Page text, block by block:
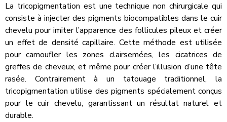
La tricopigmentation est une technique non chirurgicale qui
consiste à injecter des pigments biocompatibles dans le cuir
chevelu pour imiter l’apparence des follicules pileux et créer
un effet de densité capillaire. Cette méthode est utilisée
pour camoufler les zones clairsemées, les cicatrices de
greffes de cheveux, et même pour créer l’illusion d’une tête
rasée. Contrairement à un tatouage traditionnel, la
tricopigmentation utilise des pigments spécialement conçus
pour le cuir chevelu, garantissant un résultat naturel et
durable.